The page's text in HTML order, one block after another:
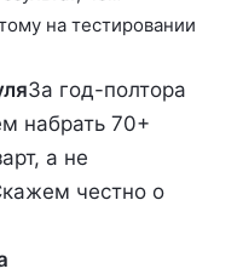
на тестировании
За год-полтора
набрать 70+
а не
честно о